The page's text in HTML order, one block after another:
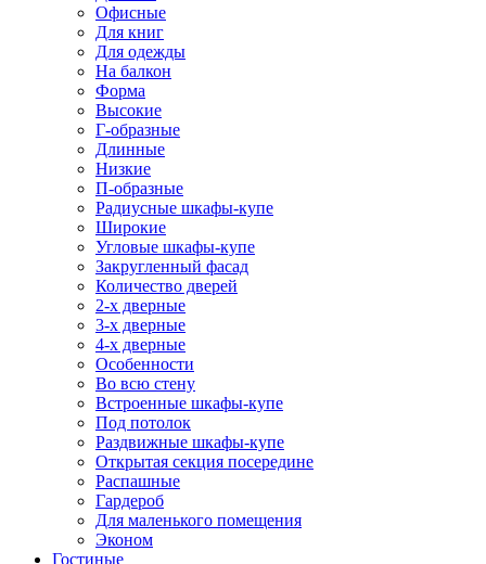
Офисные
Для книг
Для одежды
На балкон
Форма
Высокие
Г-образные
Длинные
Низкие
П-образные
Радиусные шкафы-купе
Широкие
Угловые шкафы-купе
Закругленный фасад
Количество дверей
2-х дверные
3-х дверные
4-х дверные
Особенности
Во всю стену
Встроенные шкафы-купе
Под потолок
Раздвижные шкафы-купе
Открытая секция посередине
Распашные
Гардероб
Для маленького помещения
Эконом
Гостиные